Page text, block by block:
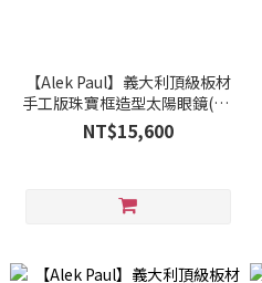
【Alek Paul】義大利頂級板材
手工版珠寶框造型太陽眼鏡(棕)
AP500002
NT$15,600